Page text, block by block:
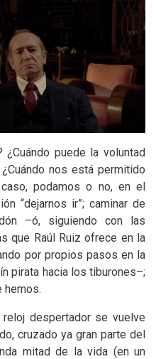
¿Cuándo puede la voluntad
nos está permitido
podamos o no, en el
“dejarnos ir”; caminar de
–ó, siguiendo con las
que Raúl Ruiz ofrece en la
por propios pasos en la
pirata hacia los tiburones–;
hemos.
despertador se vuelve
cruzado ya gran parte del
mitad de la vida (en un